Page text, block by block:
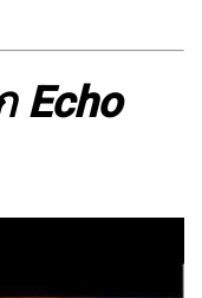
Echo